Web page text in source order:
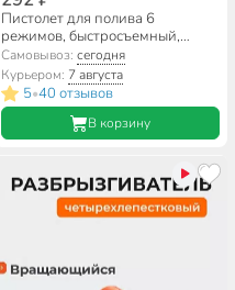
Пистолет для полива 6
режимов, быстросъемный,
Grandy, JS-9136
Самовывоз: сегодня
Курьером: 7 августа
5•40 отзывов
В корзину